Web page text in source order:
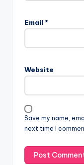
Email *
Website
Save my name,
next time I